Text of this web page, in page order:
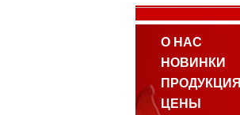
О НАС
НОВИНКИ
ПРОДУКЦИЯ
ЦЕНЫ